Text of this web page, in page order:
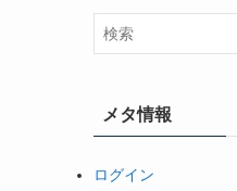
メタ情報
ログイン